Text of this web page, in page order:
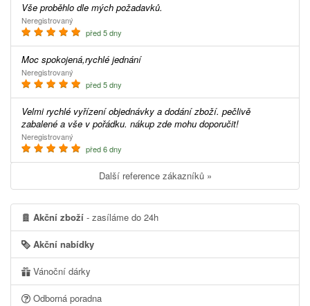
Vše proběhlo dle mých požadavků.
Neregistrovaný
před 5 dny
Moc spokojená,rychlé jednání
Neregistrovaný
před 5 dny
Velmi rychlé vyřízení objednávky a dodání zboží. pečlivě
zabalené a vše v pořádku. nákup zde mohu doporučit!
Neregistrovaný
před 6 dny
Další reference zákazníků »
Akční zboží - zasíláme do 24h
Akční nabídky
Vánoční dárky
Odborná poradna